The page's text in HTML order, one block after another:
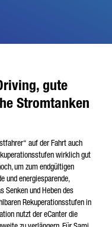
gute
Stromtanken
auf der Fahrt auch
wirklich gut
um zum endgültigen
und energiesparende,
Senken und Heben des
Rekuperationsstufen in
nutzt der eCanter die